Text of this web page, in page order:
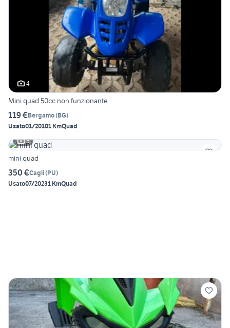
4
Mini quad 50cc non funzionante
119 €Bergamo(BG)
Usato01/20101 KmQuad
5
mini quad
350 €Cagli(PU)
Usato07/20231 KmQuad